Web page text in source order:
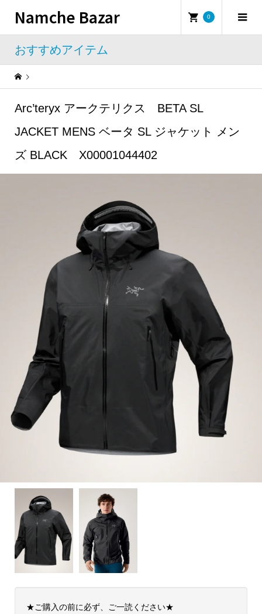
Namche Bazar 0
おすすめアイテム
Arc’teryx アークテリクス BETA SL
JACKET MENS ベータ SL ジャケット メン
ズ BLACK X00001044402
★ご購入の前に必ず、ご一読ください★